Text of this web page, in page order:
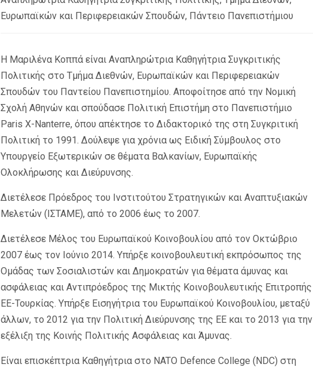
Ευρωπαϊκών και Περιφερειακών Σπουδών, Πάντειο Πανεπιστήμιου
Η Μαριλένα Κοππά είναι Αναπληρώτρια Καθηγήτρια Συγκριτικής
Πολιτικής στο Τμήμα Διεθνών, Ευρωπαϊκών και Περιφερειακών
Σπουδών του Παντείου Πανεπιστημίου. Αποφοίτησε από την Νομική
Σχολή Αθηνών και σπούδασε Πολιτική Επιστήμη στο Πανεπιστήμιο
Paris X-Nanterre, όπου απέκτησε το Διδακτορικό της στη Συγκριτική
Πολιτική το 1991. Δούλεψε για χρόνια ως Ειδική Σύμβουλος στο
Υπουργείο Εξωτερικών σε θέματα Βαλκανίων, Ευρωπαϊκής
Ολοκλήρωσης και Διεύρυνσης.
Διετέλεσε Πρόεδρος του Ινστιτούτου Στρατηγικών και Αναπτυξιακών
Μελετών (ΙΣΤΑΜΕ), από το 2006 έως το 2007.
Διετέλεσε Μέλος του Ευρωπαϊκού Κοινοβουλίου από τον Οκτώβριο
2007 έως τον Ιούνιο 2014. Υπήρξε κοινοβουλευτική εκπρόσωπος της
Ομάδας των Σοσιαλιστών και Δημοκρατών για θέματα άμυνας και
ασφάλειας και Αντιπρόεδρος της Μικτής Κοινοβουλευτικής Επιτροπής
ΕΕ-Τουρκίας. Υπήρξε Εισηγήτρια του Ευρωπαϊκού Κοινοβουλίου, μεταξύ
άλλων, το 2012 για την Πολιτική Διεύρυνσης της ΕΕ και το 2013 για την
εξέλιξη της Κοινής Πολιτικής Ασφάλειας και Άμυνας.
Είναι επισκέπτρια Καθηγήτρια στο NATO Defence College (NDC) στη